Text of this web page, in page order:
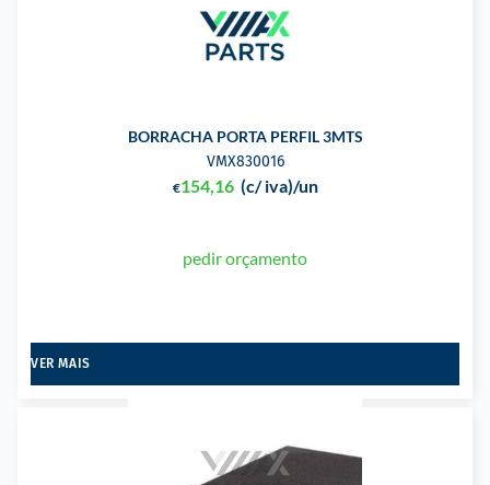
BORRACHA PORTA PERFIL 3MTS
VMX830016
€154,16 (c/ iva)/un
pedir orçamento
VER MAIS